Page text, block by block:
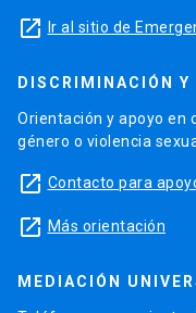
launch Ir al sitio de
DISCRIMINACIÓN Y
Orientación y apoyo en
género o violencia
launch Contacto para
launch Más orientación
MEDIACIÓN